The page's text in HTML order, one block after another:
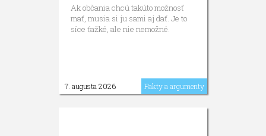
Ak občania chcú takúto možnosť
mať, musia si ju sami aj dať. Je to
síce ťažké, ale nie nemožné.
7. augusta 2026 Fakty a argumenty